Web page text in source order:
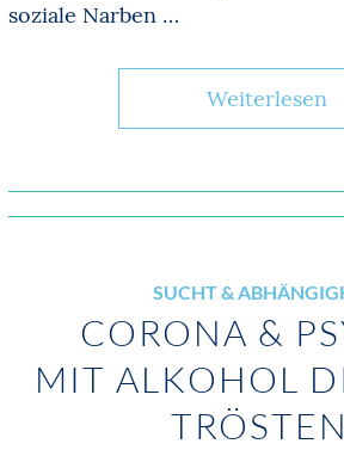
soziale Narben …
Weiterlesen
SUCHT &
CORONA &
MIT ALKOHOL